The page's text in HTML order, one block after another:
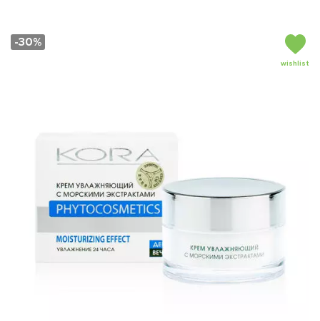
-30%
wishlist